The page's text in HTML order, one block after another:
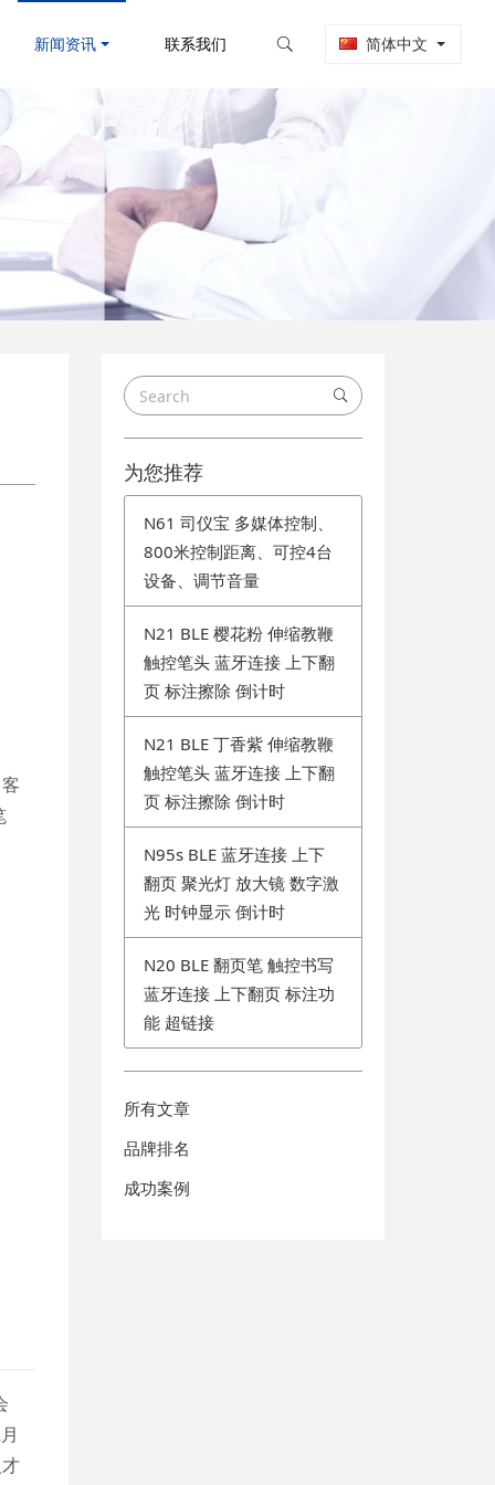
简体中文
新闻资讯 联系我们
为您推荐
N61 司仪宝 多媒体控制、
800米控制距离、可控4台
设备、调节音量
N21 BLE 樱花粉 伸缩教鞭
触控笔头 蓝牙连接 上下翻
页 标注擦除 倒计时
N21 BLE 丁香紫 伸缩教鞭
触控笔头 蓝牙连接 上下翻
页 标注擦除 倒计时
N95s BLE 蓝牙连接 上下
翻页 聚光灯 放大镜 数字激
光 时钟显示 倒计时
N20 BLE 翻页笔 触控书写
蓝牙连接 上下翻页 标注功
能 超链接
所有文章
品牌排名
成功案例